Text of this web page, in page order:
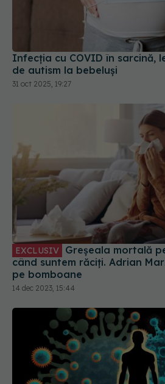
Infecția cu COVID în sarcină,
de autism la bebeluși
EXCLUSIV
Greșeala mortală pe care o facem
când suntem răciți. Adrian
pe bomboane
14 dec 2023, 15:44